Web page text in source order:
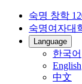
숙명 창학
숙명여자대
Language
한국어
English
中文